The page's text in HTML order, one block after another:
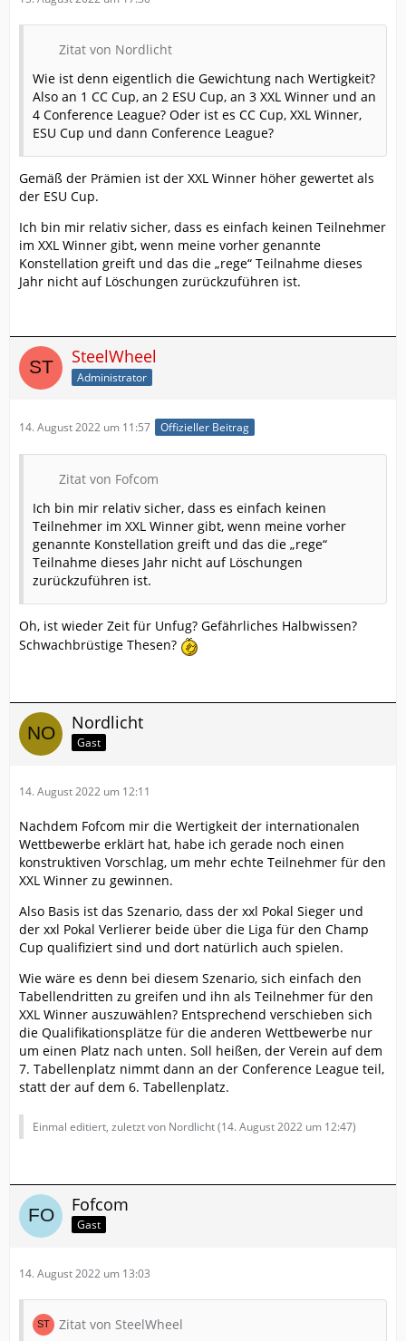
Zitat von Nordlicht
Wie ist denn eigentlich die Gewichtung nach Wertigkeit?
Also an 1 CC Cup, an 2 ESU Cup, an 3 XXL Winner und an
4 Conference League? Oder ist es CC Cup, XXL Winner,
ESU Cup und dann Conference League?
Gemäß der Prämien ist der XXL Winner höher gewertet als
der ESU Cup.
Ich bin mir relativ sicher, dass es einfach keinen Teilnehmer
im XXL Winner gibt, wenn meine vorher genannte
Konstellation greift und das die „rege“ Teilnahme dieses
Jahr nicht auf Löschungen zurückzuführen ist.
SteelWheel
Administrator
14. August 2022 um 11:57 Offizieller Beitrag
Zitat von Fofcom
Ich bin mir relativ sicher, dass es einfach keinen
Teilnehmer im XXL Winner gibt, wenn meine vorher
genannte Konstellation greift und das die „rege“
Teilnahme dieses Jahr nicht auf Löschungen
zurückzuführen ist.
Oh, ist wieder Zeit für Unfug? Gefährliches Halbwissen?
Schwachbrüstige Thesen?
Nordlicht
Gast
14. August 2022 um 12:11
Nachdem Fofcom mir die Wertigkeit der internationalen
Wettbewerbe erklärt hat, habe ich gerade noch einen
konstruktiven Vorschlag, um mehr echte Teilnehmer für den
XXL Winner zu gewinnen.
Also Basis ist das Szenario, dass der xxl Pokal Sieger und
der xxl Pokal Verlierer beide über die Liga für den Champ
Cup qualifiziert sind und dort natürlich auch spielen.
Wie wäre es denn bei diesem Szenario, sich einfach den
Tabellendritten zu greifen und ihn als Teilnehmer für den
XXL Winner auszuwählen? Entsprechend verschieben sich
die Qualifikationsplätze für die anderen Wettbewerbe nur
um einen Platz nach unten. Soll heißen, der Verein auf dem
7. Tabellenplatz nimmt dann an der Conference League teil,
statt der auf dem 6. Tabellenplatz.
Einmal editiert, zuletzt von Nordlicht (14. August 2022 um 12:47)
Fofcom
Gast
14. August 2022 um 13:03
Zitat von SteelWheel